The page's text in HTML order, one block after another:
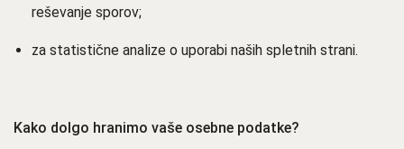
reševanje sporov;
za statistične analize o uporabi naših spletnih strani.
Kako dolgo hranimo vaše osebne podatke?